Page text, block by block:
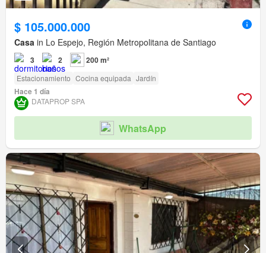
$ 105.000.000
Casa in Lo Espejo, Región Metropolitana de Santiago
3 2 200 m²
Estacionamiento Cocina equipada Jardín
Hace 1 día
DATAPROP SPA
WhatsApp